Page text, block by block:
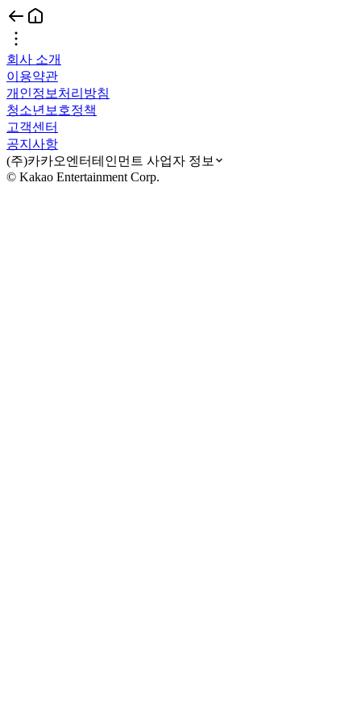
회사 소개
이용약관
개인정보처리방침
청소년보호정책
고객센터
공지사항
(주)카카오엔터테인먼트 사업자 정보
© Kakao Entertainment Corp.